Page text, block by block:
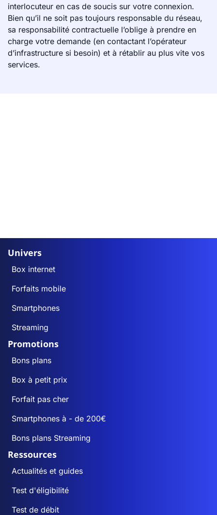
interlocuteur en cas de soucis sur votre connexion.
Bien qu’il ne soit pas toujours responsable du réseau,
sa responsabilité contractuelle l’oblige à prendre en
charge votre demande (en contactant l’opérateur
d’infrastructure si besoin) et à rétablir au plus vite vos
services.
Univers
Box internet
Forfaits mobile
Smartphones
Streaming
Promotions
Bons plans
Box à petit prix
Forfait pas cher
Smartphones à - de 200€
Bons plans Streaming
Ressources
Actualités et guides
Test d'éligibilité
Test de débit